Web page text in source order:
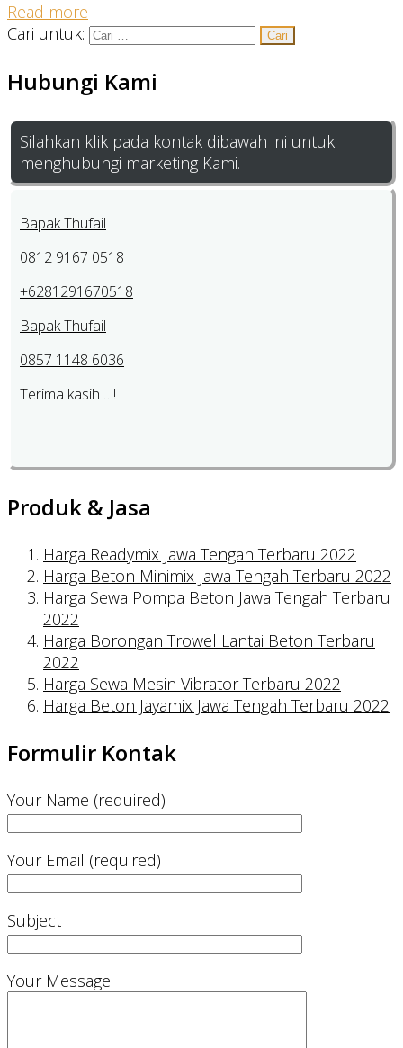
Read more
Cari untuk:
Hubungi Kami
Silahkan klik pada kontak dibawah ini untuk
menghubungi marketing Kami.
Bapak Thufail
0812 9167 0518
+6281291670518
Bapak Thufail
0857 1148 6036
Terima kasih …!
Produk & Jasa
Harga Readymix Jawa Tengah Terbaru 2022
Harga Beton Minimix Jawa Tengah Terbaru 2022
Harga Sewa Pompa Beton Jawa Tengah Terbaru
2022
Harga Borongan Trowel Lantai Beton Terbaru
2022
Harga Sewa Mesin Vibrator Terbaru 2022
Harga Beton Jayamix Jawa Tengah Terbaru 2022
Formulir Kontak
Your Name (required)
Your Email (required)
Subject
Your Message